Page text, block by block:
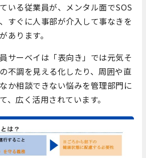
いる従業員が、メンタル面でSOS
すぐに人事部が介入して事なきを
あります。
サーベイは「表向き」では元気そ
不調を見える化したり、周囲や直
か相談できない悩みを管理部門に
、広く活用されています。